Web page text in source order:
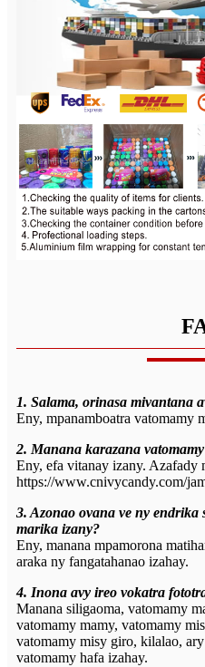
1. Salama, orinasa mivantana
Eny, mpanamboatra vatomamy
2. Manana karazana
Eny, efa vitanay izany. Azafady
https://www.cnivycandy.com/
3. Azonao ovana ve ny
marika izany?
Eny, manana mpamorona
araka ny fangatahanao izahay.
4. Inona avy ireo vokatra
Manana siligaoma, vatomamy
vatomamy mamy, vatomamy
vatomamy misy giro, kilalao,
vatomamy hafa izahay.